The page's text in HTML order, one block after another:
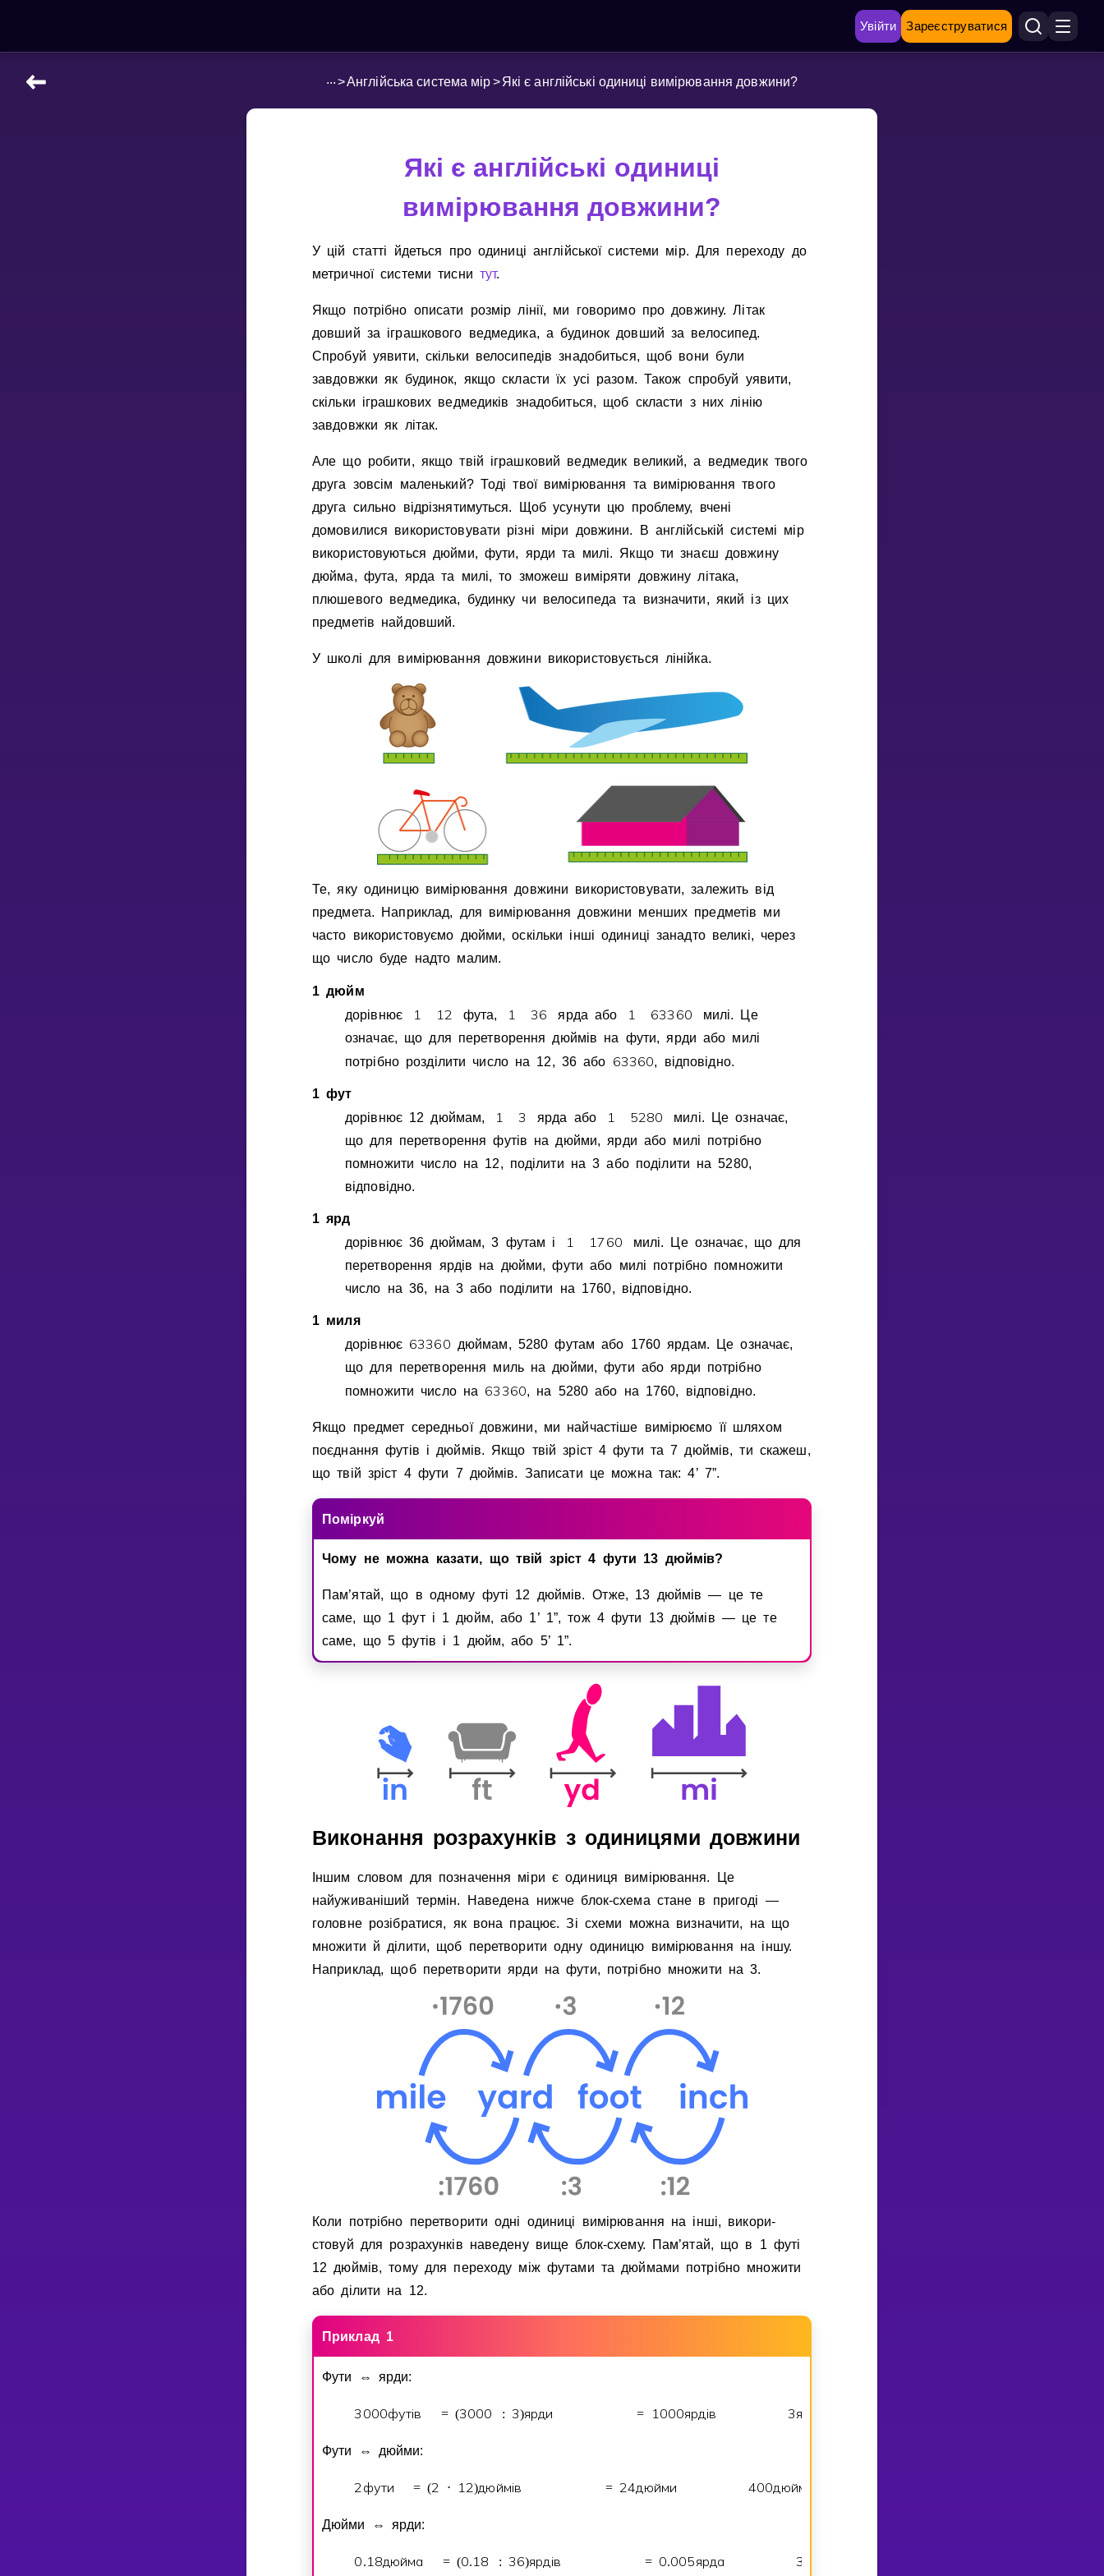
Увійти Зареєструватися
Invite a Friend
...>Англійська система мір>Які є англійські одиниці вимірювання довжини?
Які є англійські одиниці
вимірювання довжини?
У цiй статтi йдеться про одиницi англiйської системи мiр. Для переходу до
метричної системи тисни тут.
Якщо потрiбно описати розмiр лiнiї, ми говоримо про довжину. Лiтак
довший за iграшкового ведмедика, а будинок довший за велосипед.
Спробуй уявити, скiльки велосипедiв знадобиться, щоб вони були
завдовжки як будинок, якщо скласти їх усi разом. Також спробуй уявити,
скiльки iграшкових ведмедикiв знадобиться, щоб скласти з них лiнiю
завдовжки як лiтак.
Але що робити, якщо твiй iграшковий ведмедик великий, а ведмедик твого
друга зовсiм маленький? Тодi твої вимiрювання та вимiрювання твого
друга сильно вiдрiзнятимуться. Щоб усунути цю проблему, вченi
домовилися використовувати рiзнi мiри довжини. В англiйськiй системi мiр
використовуються дюйми, фути, ярди та милi. Якщо ти знаєш довжину
дюйма, фута, ярда та милi, то зможеш вимiряти довжину лiтака,
плюшевого ведмедика, будинку чи велосипеда та визначити, який iз цих
предметiв найдовший.
У школi для вимiрювання довжини використовується лiнiйка.
Те, яку одиницю вимiрювання довжини використовувати, залежить вiд
предмета. Наприклад, для вимiрювання довжини менших предметiв ми
часто використовуємо дюйми, оскiльки iншi одиницi занадто великi, через
що число буде надто малим.
1 дюйм
дорiвнює
1 1 2 фута, 1 36 ярда або 1 633 60
милi. Це
означає, що для перетворення дюймiв на фути, ярди або милi
потрiбно роздiлити число на 12, 36 або 63360, вiдповiдно.
1 фут
дорiвнює 12 дюймам,
1 3 ярда або 1 5280
милi. Це означає,
що для перетворення футiв на дюйми, ярди або милi потрiбно
помножити число на 12, подiлити на 3 або подiлити на 5280,
вiдповiдно.
1 ярд
дорiвнює 36 дюймам, 3 футам i
1 17 60
милi. Це означає, що для
перетворення ярдiв на дюйми, фути або милi потрiбно помножити
число на 36, на 3 або подiлити на 1760, вiдповiдно.
1 миля
дорiвнює 63360 дюймам, 5280 футам або 1760 ярдам. Це означає,
що для перетворення миль на дюйми, фути або ярди потрiбно
помножити число на 63360, на 5280 або на 1760, вiдповiдно.
Якщо предмет середньої довжини, ми найчастiше вимiрюємо її шляхом
поєднання футiв i дюймiв. Якщо твiй зрiст 4 фути та 7 дюймiв, ти скажеш,
що твiй зрiст 4 фути 7 дюймiв. Записати це можна так: 4’ 7”.
Помiркуй
Чому не можна казати, що твiй зрiст 4 фути 13 дюймiв?
Пам’ятай, що в одному футi 12 дюймiв. Отже, 13 дюймiв — це те
саме, що 1 фут i 1 дюйм, або 1’ 1”, тож 4 фути 13 дюймiв — це те
саме, що 5 футiв i 1 дюйм, або 5’ 1”.
Виконання розрахункiв з одиницями довжини
Iншим словом для позначення мiри є одиниця вимiрювання. Це
найуживанiший термiн. Наведена нижче блок-схема стане в пригодi —
головне розiбратися, як вона працює. Зi схеми можна визначити, на що
множити й дiлити, щоб перетворити одну одиницю вимiрювання на iншу.
Наприклад, щоб перетворити ярди на фути, потрiбно множити на 3.
Коли потрiбно перетворити однi одиницi вимiрювання на iншi, викори-
стовуй для розрахункiв наведену вище блок-схему. Пам’ятай, що в 1 футi
12 дюймiв, тому для переходу мiж футами та дюймами потрiбно множити
або дiлити на 12.
Приклад 1
Фути ⇔ ярди:
3 000футiв = (3000 : 3)ярди = 1 000ярдiв 3ярдiв
Фути ⇔ дюйми:
2 фути = (2 ⋅ 12)дюймiв = 24дюйми 400дюймiв
Дюйми ⇔ ярди:
0.1 8дюйма = (0.1 8 : 36)ярдiв = 0.005ярда 3